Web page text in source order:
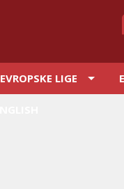
EVROPSKE LIGE